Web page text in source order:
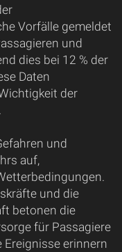
Vorfälle gemeldet
und
dies bei 12 % der
Daten
der
und
auf,
und die
betonen die
für Passagiere
erinnern